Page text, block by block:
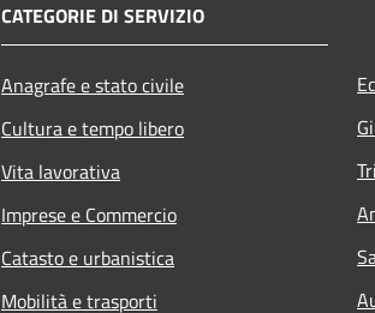
CATEGORIE DI SERVIZIO
Anagrafe e stato civile
Cultura e tempo libero
Vita lavorativa
Imprese e Commercio
Catasto e urbanistica
Mobilità e trasporti